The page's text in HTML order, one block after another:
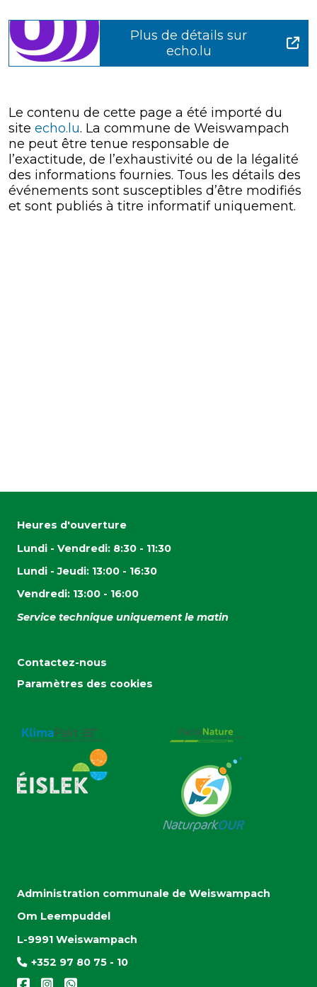
Plus de détails sur
echo.lu
Le contenu de cette page a été importé du
site echo.lu. La commune de Weiswampach
ne peut être tenue responsable de
l’exactitude, de l’exhaustivité ou de la légalité
des informations fournies. Tous les détails des
événements sont susceptibles d’être modifiés
et sont publiés à titre informatif uniquement.
Administration communale de Weiswampach
Om Leempuddel
L-9991 Weiswampach
+352 97 80 75 - 10
Heures d'ouverture
Lundi - Vendredi: 8:30 - 11:30
Lundi - Jeudi: 13:00 - 16:30
Vendredi: 13:00 - 16:00
Service technique uniquement le matin
Contactez-nous
Paramètres des cookies